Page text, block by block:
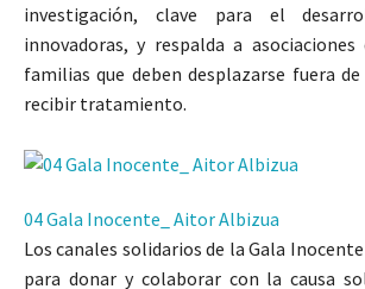
investigación, clave para el
innovadoras, y respalda a asociaciones
familias que deben desplazarse fuera
recibir tratamiento.
04 Gala Inocente_ Aitor Albizua
Los canales solidarios de la Gala
para donar y colaborar con la causa